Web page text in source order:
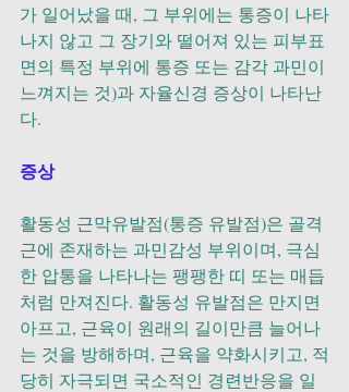
가 일어났을 때, 그 부위에는 통증이 나타
나지 않고 그 장기와 떨어져 있는 피부표
면의 특정 부위에 통증 또는 감각 과민이
느껴지는 것)과 자율신경 증상이 나타난
다.
증상
활동성 근막유발점(통증 유발점)은 골격
근에 존재하는 과민감성 부위이며, 극심
한 압통을 나타나는 팽팽한 띠 또는 매듭
처럼 만져진다. 활동성 유발점은 만지면
아프고, 근육이 원래의 길이만큼 늘어나
는 것을 방해하며, 근육을 약화시키고, 적
당히 자극되면 국소적인 경련반응을 일